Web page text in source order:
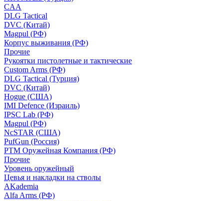
CAA
DLG Tactical
DVC (Китай)
Magpul (РФ)
Корпус выживания (РФ)
Прочие
Рукоятки пистолетные и тактические
Custom Arms (РФ)
DLG Tactical (Турция)
DVC (Китай)
Hogue (США)
IMI Defence (Израиль)
IPSC Lab (РФ)
Magpul (РФ)
NcSTAR (США)
PufGun (Россия)
РТМ Оружейная Компания (РФ)
Прочие
Уровень оружейный
Цевья и накладки на стволы
AKademia
Alfa Arms (РФ)